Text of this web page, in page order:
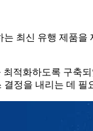
최신 유행 제품
적화하도록 구축
정을 내리는 데